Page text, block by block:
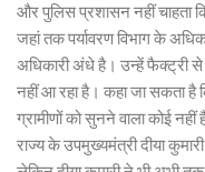
और पुलिस प्रशासन नहीं चाहता
जहां तक पर्यावरण विभाग के
अधिकारी अंधे है। उन्हें फैक्ट्री
नहीं आ रहा है। कहा जा सकता है
ग्रामीणों को सुनने वाला कोई नहीं
राज्य के उपमुख्यमंत्री दीया